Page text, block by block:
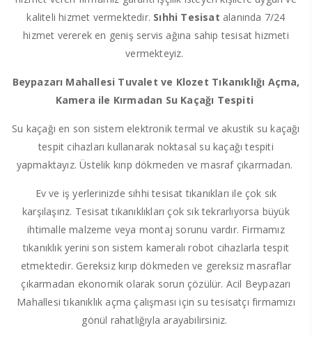
kaliteli hizmet vermektedir. Sıhhi Tesisat alanında 7/24
hizmet vererek en geniş servis ağına sahip tesisat hizmeti
vermekteyiz.
Beypazarı Mahallesi Tuvalet ve Klozet Tıkanıklığı Açma,
Kamera ile Kırmadan Su Kaçağı Tespiti
Su kaçağı en son sistem elektronik termal ve akustik su kaçağı
tespit cihazları kullanarak noktasal su kaçağı tespiti
yapmaktayız. Üstelik kırıp dökmeden ve masraf çıkarmadan.
Ev ve iş yerlerinizde sıhhi tesisat tıkanıkları ile çok sık
karşılaşırız. Tesisat tıkanıklıkları çok sık tekrarlıyorsa büyük
ihtimalle malzeme veya montaj sorunu vardır. Firmamız
tıkanıklık yerini son sistem kameralı robot cihazlarla tespit
etmektedir. Gereksiz kırıp dökmeden ve gereksiz masraflar
çıkarmadan ekonomik olarak sorun çözülür. Acil Beypazarı
Mahallesi tıkanıklık açma çalışması için su tesisatçı firmamızı
gönül rahatlığıyla arayabilirsiniz.